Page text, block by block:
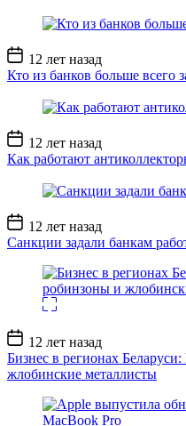
Дата
записи
12 лет назад
Кто из банков больше всего
Дата
записи
12 лет назад
Как работают
Дата
записи
12 лет назад
Санкции задали банкам
Дата
записи
12 лет назад
Бизнес в регионах
жлобинские металлисты